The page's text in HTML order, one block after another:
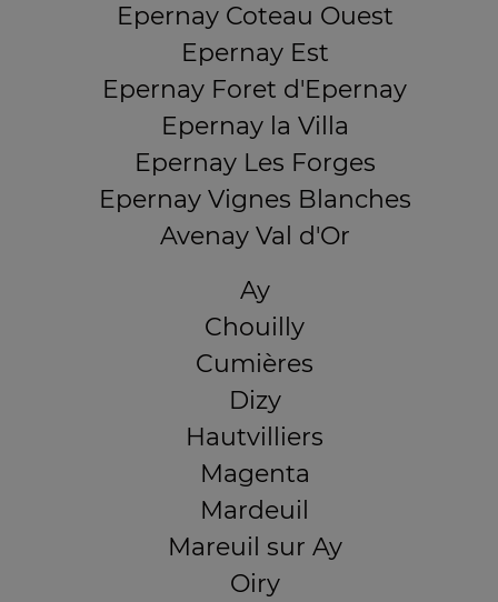
Epernay Coteau Ouest
Epernay Est
Epernay Foret d'Epernay
Epernay la Villa
Epernay Les Forges
Epernay Vignes Blanches
Avenay Val d'Or
Ay
Chouilly
Cumières
Dizy
Hautvilliers
Magenta
Mardeuil
Mareuil sur Ay
Oiry